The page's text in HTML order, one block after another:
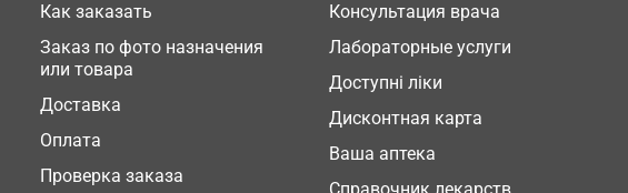
Как заказать
Заказ по фото назначения
или товара
Доставка
Оплата
Проверка заказа
Консультация врача
Лабораторные услуги
Доступні ліки
Дисконтная карта
Ваша аптека